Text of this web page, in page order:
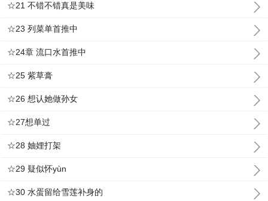
☆21 不错不错真是美味
☆23 列菜单首推中
☆24章 流口水首推中
☆25 紫草膏
☆26 想认她做孙女
☆27想单过
☆28 妯娌打架
☆29 疑似怀yùn
☆30 水蛋留给雪莲补身的